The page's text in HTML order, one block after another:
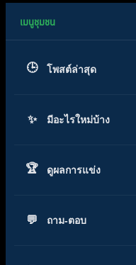
โพสต์ล่าสุด
มีอะไรใหม่บ้าง
ดูผลการแข่ง
ถาม-ตอบ